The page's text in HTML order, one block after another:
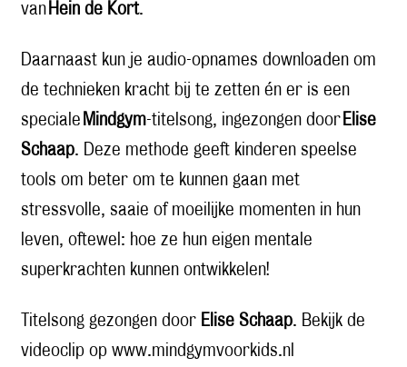
van Hein de Kort.
Daarnaast kun je audio-opnames downloaden om
de technieken kracht bij te zetten én er is een
speciale Mindgym-titelsong, ingezongen door Elise
Schaap. Deze methode geeft kinderen speelse
tools om beter om te kunnen gaan met
stressvolle, saaie of moeilijke momenten in hun
leven, oftewel: hoe ze hun eigen mentale
superkrachten kunnen ontwikkelen!
Titelsong gezongen door Elise Schaap. Bekijk de
videoclip op www.mindgymvoorkids.nl